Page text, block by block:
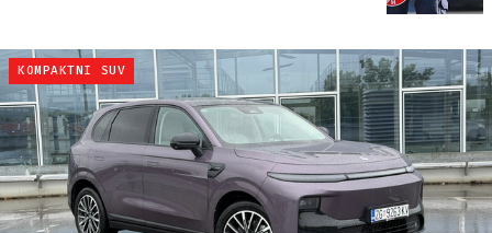
KOMPAKTNI SUV